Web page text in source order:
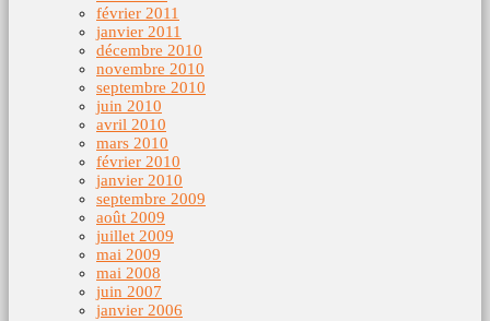
février 2011
janvier 2011
décembre 2010
novembre 2010
septembre 2010
juin 2010
avril 2010
mars 2010
février 2010
janvier 2010
septembre 2009
août 2009
juillet 2009
mai 2009
mai 2008
juin 2007
janvier 2006